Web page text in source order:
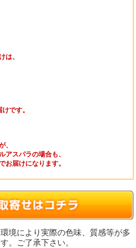
は、
です。
、
アスパラの場合も、
お届けになります。
境により実際の色味、質感等が多
。ご了承下さい。